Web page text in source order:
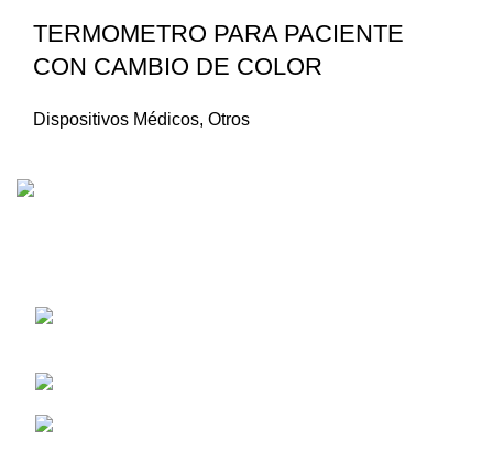
TERMOMETRO PARA PACIENTE
CON CAMBIO DE COLOR
Dispositivos Médicos, Otros